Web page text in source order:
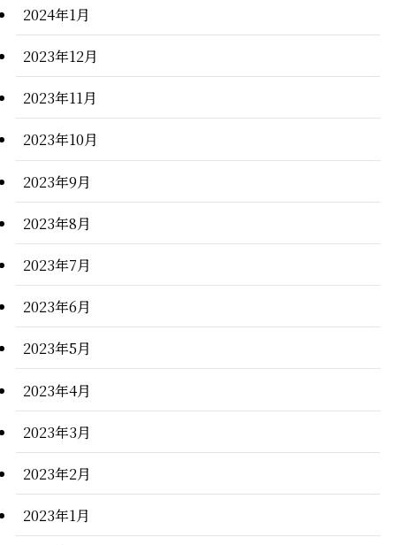
2024年1月
2023年12月
2023年11月
2023年10月
2023年9月
2023年8月
2023年7月
2023年6月
2023年5月
2023年4月
2023年3月
2023年2月
2023年1月